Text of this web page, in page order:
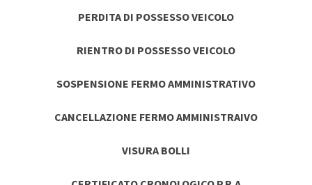
PERDITA DI POSSESSO VEICOLO
RIENTRO DI POSSESSO VEICOLO
SOSPENSIONE FERMO AMMINISTRATIVO
CANCELLAZIONE FERMO AMMINISTRAIVO
VISURA BOLLI